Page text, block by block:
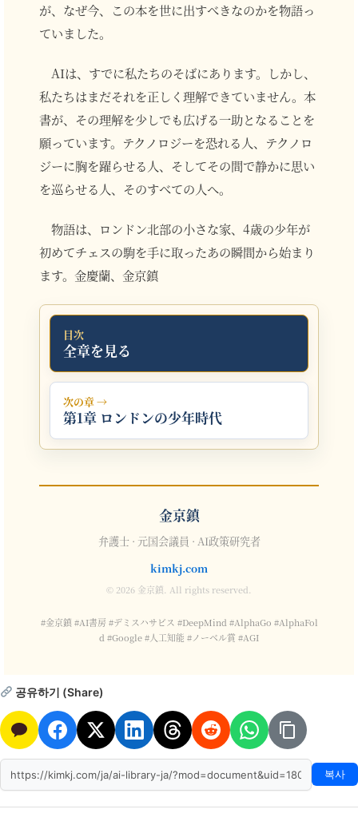
が、なぜ今、この本を世に出すべきなのかを物語っ
ていました。
AIは、すでに私たちのそばにあります。しかし、
私たちはまだそれを正しく理解できていません。本
書が、その理解を少しでも広げる一助となることを
願っています。テクノロジーを恐れる人、テクノロ
ジーに胸を躍らせる人、そしてその間で静かに思い
を巡らせる人、そのすべての人へ。
物語は、ロンドン北部の小さな家、4歳の少年が
初めてチェスの駒を手に取ったあの瞬間から始まり
ます。金慶蘭、金京鎮
目次
全章を見る
次の章 →
第1章 ロンドンの少年時代
金京鎮
弁護士 · 元国会議員 · AI政策研究者
kimkj.com
© 2026 金京鎮. All rights reserved.
#金京鎮 #AI書房 #デミスハサビス #DeepMind #AlphaGo #AlphaFol
d #Google #人工知能 #ノーベル賞 #AGI
공유하기 (Share)
복사